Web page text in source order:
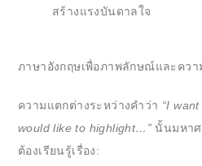
สร้างแรงบันดาลใจ
ภาษาอังกฤษเพื่อภาพลักษณ์และควา
ความแตกต่างระหว่างคำว่า “I
would like to highlight…” นั้นมหาศ
ต้องเรียนรู้เรื่อง: